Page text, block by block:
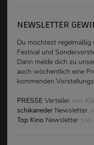
NEWSLETTER
Du möchtest
Festival und
Dann melde dich zu
auch wöchentlich eine
kommenden
PRESSE Verteiler >>>
schikaneder Newsletter
Top Kino Newsletter >>>